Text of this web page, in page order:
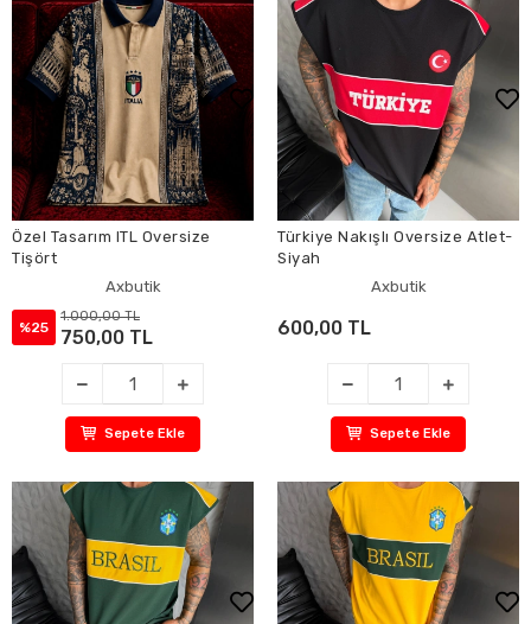
Özel Tasarım ITL Oversize
Tişört
Axbutik
%25
1.000,00 TL
750,00 TL
Sepete Ekle
Türkiye Nakışlı Oversize Atlet-
Siyah
Axbutik
600,00 TL
Sepete Ekle